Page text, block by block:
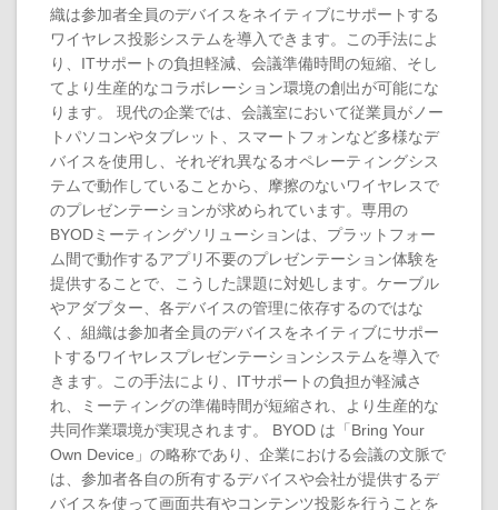
織は参加者全員のデバイスをネイティブにサポートする
ワイヤレス投影システムを導入できます。この手法によ
り、ITサポートの負担軽減、会議準備時間の短縮、そし
てより生産的なコラボレーション環境の創出が可能にな
ります。 現代の企業では、会議室において従業員がノー
トパソコンやタブレット、スマートフォンなど多様なデ
バイスを使用し、それぞれ異なるオペレーティングシス
テムで動作していることから、摩擦のないワイヤレスで
のプレゼンテーションが求められています。専用の
BYODミーティングソリューションは、プラットフォー
ム間で動作するアプリ不要のプレゼンテーション体験を
提供することで、こうした課題に対処します。ケーブル
やアダプター、各デバイスの管理に依存するのではな
く、組織は参加者全員のデバイスをネイティブにサポー
トするワイヤレスプレゼンテーションシステムを導入で
きます。この手法により、ITサポートの負担が軽減さ
れ、ミーティングの準備時間が短縮され、より生産的な
共同作業環境が実現されます。 BYOD は「Bring Your
Own Device」の略称であり、企業における会議の文脈で
は、参加者各自の所有するデバイスや会社が提供するデ
バイスを使って画面共有やコンテンツ投影を行うことを